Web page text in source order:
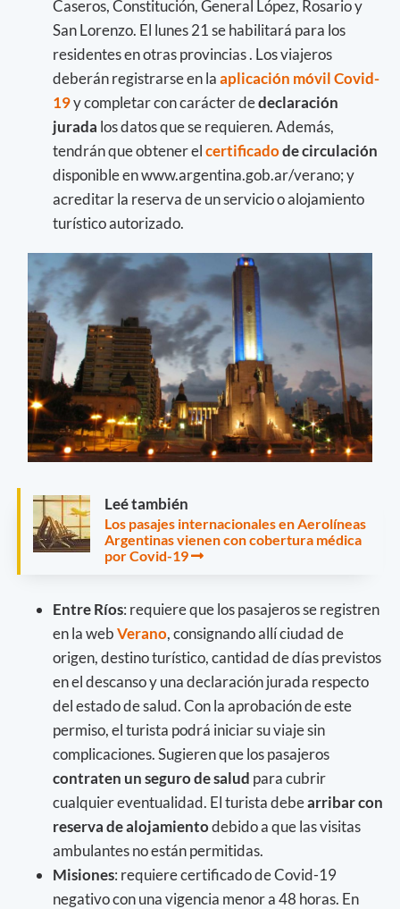
Caseros, Constitución, General López, Rosario y
San Lorenzo. El lunes 21 se habilitará para los
residentes en otras provincias . Los viajeros
deberán registrarse en laaplicación móvil Covid-
19y completar con carácter dedeclaración
jurada los datos que se requieren. Además,
tendrán que obtener elcertificadode circulación
disponible en www.argentina.gob.ar/verano; y
acreditar la reserva de un servicio o alojamiento
turístico autorizado.
Leé también
Los pasajes internacionales en Aerolíneas
Argentinas vienen con cobertura médica
por Covid-19
Entre Ríos: requiere que los pasajeros se registren
en la webVerano, consignando allí ciudad de
origen, destino turístico, cantidad de días previstos
en el descanso y una declaración jurada respecto
del estado de salud. Con la aprobación de este
permiso, el turista podrá iniciar su viaje sin
complicaciones. Sugieren que los pasajeros
contraten un seguro de salud para cubrir
cualquier eventualidad. El turista debearribar con
reserva de alojamientodebido a que las visitas
ambulantes no están permitidas.
Misiones: requiere certificado de Covid-19
negativo con una vigencia menor a 48 horas. En